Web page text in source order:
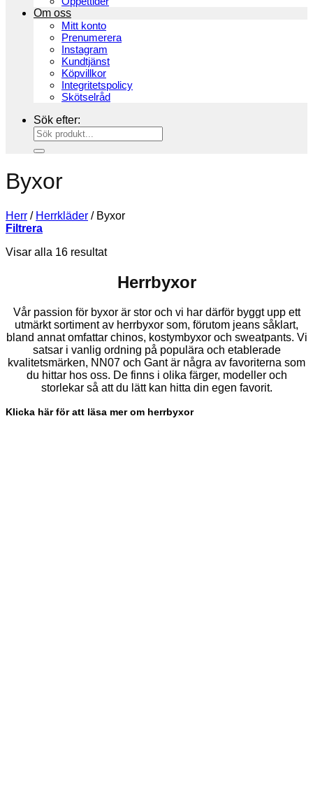
Om oss
Mitt konto
Prenumerera
Instagram
Kundtjänst
Köpvillkor
Integritetspolicy
Skötselråd
Sök efter:
Byxor
Herr / Herrkläder /Byxor
Filtrera
Visar alla 16 resultat
Herrbyxor
Vår passion för byxor är stor och vi har därför byggt upp ett
utmärkt sortiment av herrbyxor som, förutom jeans såklart,
bland annat omfattar chinos, kostymbyxor och sweatpants. Vi
satsar i vanlig ordning på populära och etablerade
kvalitetsmärken, NN07 och Gant är några av favoriterna som
du hittar hos oss. De finns i olika färger, modeller och
storlekar så att du lätt kan hitta din egen favorit.
Klicka här för att läsa mer om herrbyxor